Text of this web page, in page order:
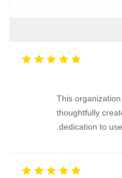
This
thoughtfully
dedication to